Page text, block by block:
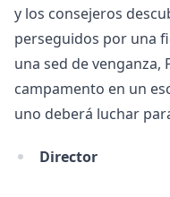
y los consejeros
perseguidos por una
una sed de venganza,
campamento en un
uno deberá luchar
Director